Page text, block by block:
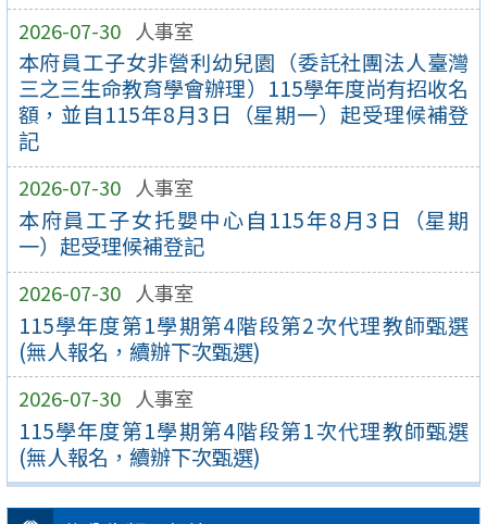
2026-07-30 人事室
本府員工子女非營利幼兒園（委託社團法人臺灣
三之三生命教育學會辦理）115學年度尚有招收名
額，並自115年8月3日（星期一）起受理候補登
記
2026-07-30 人事室
本府員工子女托嬰中心自115年8月3日（星期
一）起受理候補登記
2026-07-30 人事室
115學年度第1學期第4階段第2次代理教師甄選
(無人報名，續辦下次甄選)
2026-07-30 人事室
115學年度第1學期第4階段第1次代理教師甄選
(無人報名，續辦下次甄選)